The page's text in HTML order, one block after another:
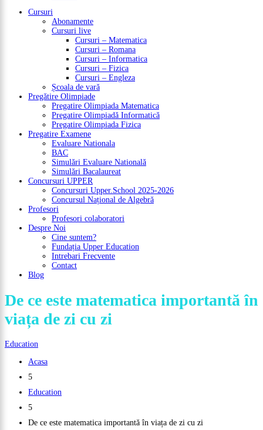
Cursuri
Abonamente
Cursuri live
Cursuri – Matematica
Cursuri – Romana
Cursuri – Informatica
Cursuri – Fizica
Cursuri – Engleza
Școala de vară
Pregătire Olimpiade
Pregatire Olimpiada Matematica
Pregatire Olimpiadă Informatică
Pregatire Olimpiada Fizica
Pregatire Examene
Evaluare Nationala
BAC
Simulări Evaluare Natională
Simulări Bacalaureat
Concursuri UPPER
Concursuri Upper.School 2025-2026
Concursul Național de Algebră
Profesori
Profesori colaboratori
Despre Noi
Cine suntem?
Fundația Upper Education
Intrebari Frecvente
Contact
Blog
De ce este matematica importantă în
viața de zi cu zi
Education
Acasa
5
Education
5
De ce este matematica importantă în viața de zi cu zi